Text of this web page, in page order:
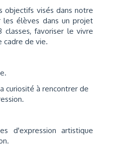
objectifs visés dans notre
élèves dans un projet
classes, favoriser le vivre
cadre de vie.
curiosité à rencontrer de
d'expression artistique